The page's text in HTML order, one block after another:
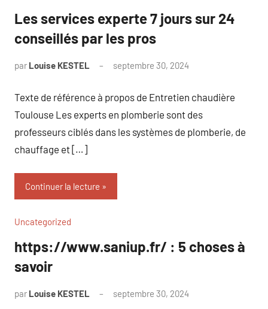
Les services experte 7 jours sur 24
conseillés par les pros
par Louise KESTEL septembre 30, 2024
Texte de référence à propos de Entretien chaudière
Toulouse Les experts en plomberie sont des
professeurs ciblés dans les systèmes de plomberie, de
chauffage et […]
Continuer la lecture
Uncategorized
https://www.saniup.fr/ : 5 choses à
savoir
par Louise KESTEL septembre 30, 2024